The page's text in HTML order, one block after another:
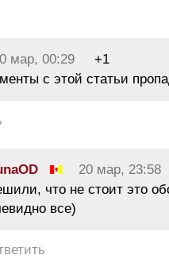
мар, 00:29
+1
с этой статьи
20 мар, 23:58
что не стоит это
все)